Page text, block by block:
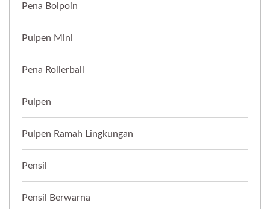
Pena Bolpoin
Pulpen Mini
Pena Rollerball
Pulpen
Pulpen Ramah Lingkungan
Pensil
Pensil Berwarna